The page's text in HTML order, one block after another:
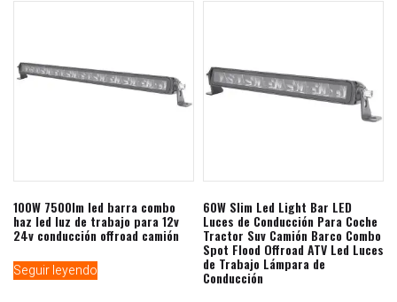
100W 7500lm led barra combo
haz led luz de trabajo para 12v
24v conducción offroad camión
Seguir leyendo
60W Slim Led Light Bar LED
Luces de Conducción Para Coche
Tractor Suv Camión Barco Combo
Spot Flood Offroad ATV Led Luces
de Trabajo Lámpara de
Conducción